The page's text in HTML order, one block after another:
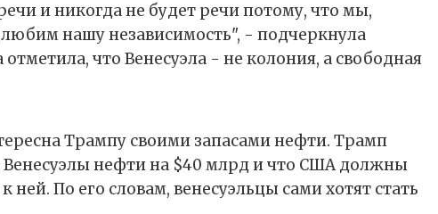
и никогда не будет речи потому, что мы,
любим нашу независимость", - подчеркнула
отметила, что Венесуэла - не колония, а свободная
Трампу своими запасами нефти. Трамп
Венесуэлы нефти на $40 млрд и что США должны
ней. По его словам, венесуэльцы сами хотят стать